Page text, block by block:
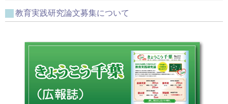
教育実践研究論文募集について